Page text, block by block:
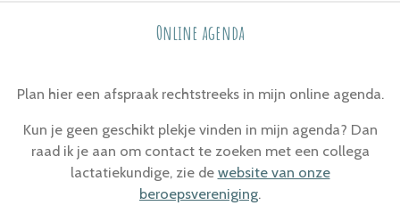
Online agenda
Plan hier een afspraak rechtstreeks in mijn online agenda.
Kun je geen geschikt plekje vinden in mijn agenda? Dan
raad ik je aan om contact te zoeken met een collega
lactatiekundige, zie de website van onze
beroepsvereniging.